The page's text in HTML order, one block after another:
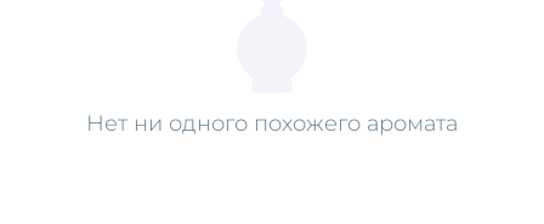
Нет ни одного похожего аромата